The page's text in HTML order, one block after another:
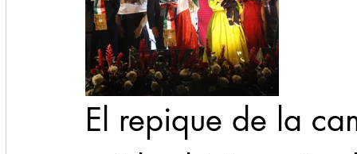
El repique de la